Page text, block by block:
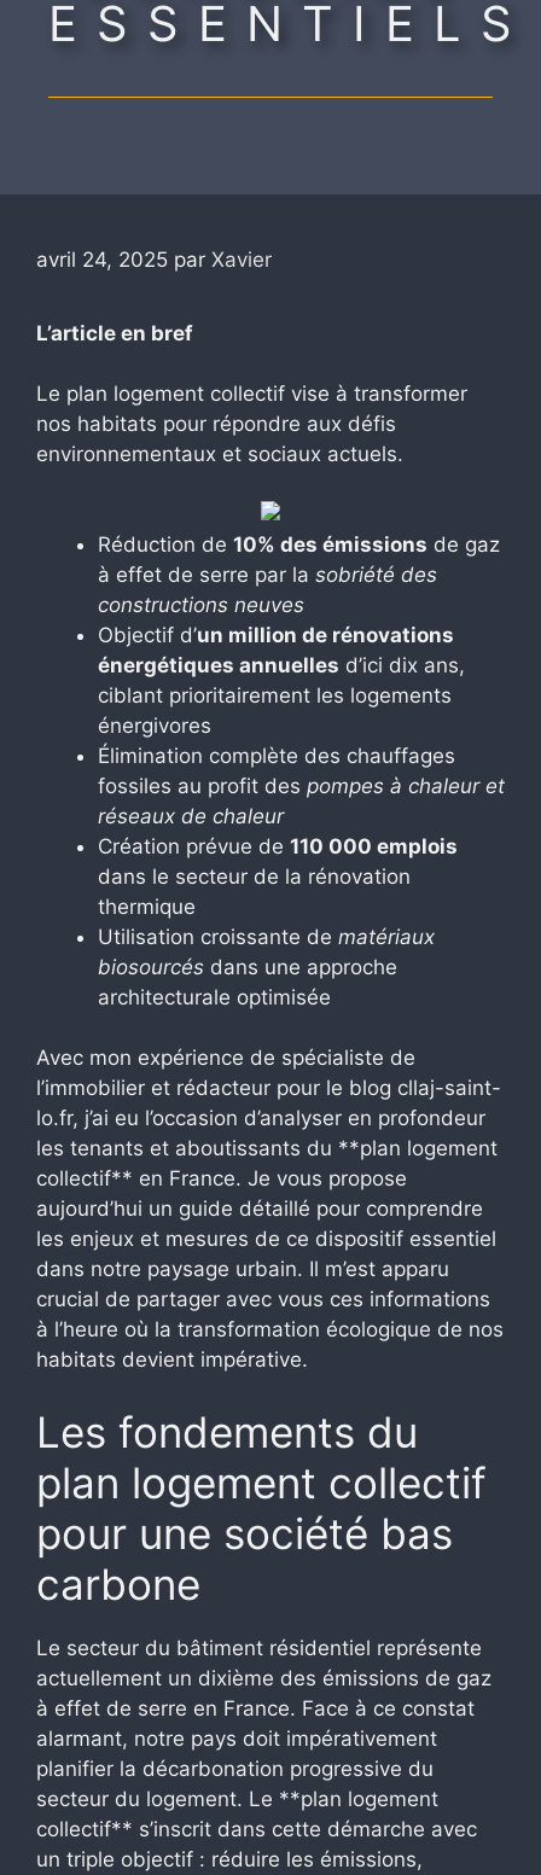
ESSENTIELS
avril 24, 2025 par Xavier
L’article en bref
Le plan logement collectif vise à transformer
nos habitats pour répondre aux défis
environnementaux et sociaux actuels.
Réduction de 10% des émissions de gaz
à effet de serre par la sobriété des
constructions neuves
Objectif d’un million de rénovations
énergétiques annuelles d’ici dix ans,
ciblant prioritairement les logements
énergivores
Élimination complète des chauffages
fossiles au profit des pompes à chaleur et
réseaux de chaleur
Création prévue de 110 000 emplois
dans le secteur de la rénovation
thermique
Utilisation croissante de matériaux
biosourcés dans une approche
architecturale optimisée
Avec mon expérience de spécialiste de
l’immobilier et rédacteur pour le blog cllaj-saint-
lo.fr, j’ai eu l’occasion d’analyser en profondeur
les tenants et aboutissants du **plan logement
collectif** en France. Je vous propose
aujourd’hui un guide détaillé pour comprendre
les enjeux et mesures de ce dispositif essentiel
dans notre paysage urbain. Il m’est apparu
crucial de partager avec vous ces informations
à l’heure où la transformation écologique de nos
habitats devient impérative.
Les fondements du
plan logement collectif
pour une société bas
carbone
Le secteur du bâtiment résidentiel représente
actuellement un dixième des émissions de gaz
à effet de serre en France. Face à ce constat
alarmant, notre pays doit impérativement
planifier la décarbonation progressive du
secteur du logement. Le **plan logement
collectif** s’inscrit dans cette démarche avec
un triple objectif : réduire les émissions,